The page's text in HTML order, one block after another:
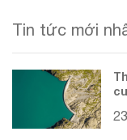
Tin tức mới